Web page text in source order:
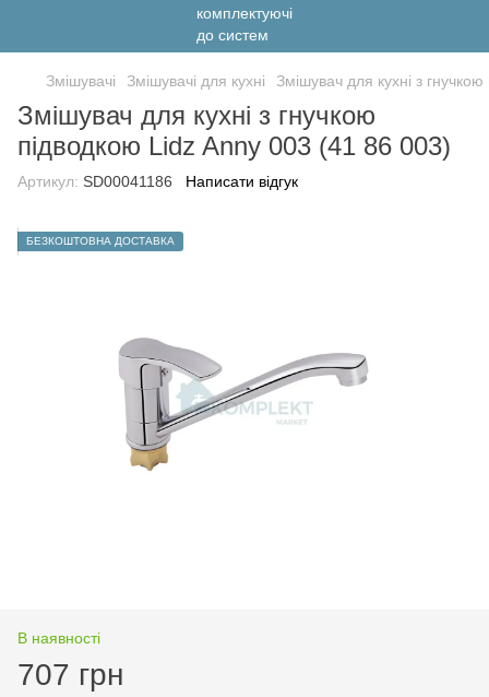
Змішувачі Змішувачі для кухні Змішувач для кухні з
Змішувач для кухні з гнучкою
підводкою Lidz Anny 003 (41 86 003)
Артикул: SD00041186 Написати відгук
БЕЗКОШТОВНА ДОСТАВКА
В наявності
707 грн